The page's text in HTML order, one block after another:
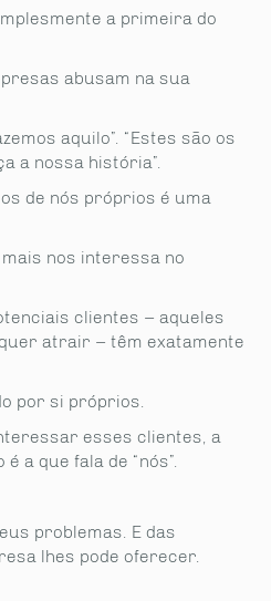
a primeira do
abusam na sua
aquilo”. “Estes são os
a nossa história”.
de nós próprios é uma
nos interessa no
clientes – aqueles
atrair – têm exatamente
por si próprios.
esses clientes, a
a que fala de “nós”.
problemas. E das
lhes pode oferecer.